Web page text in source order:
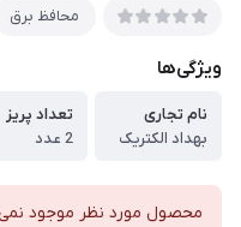
محافظ برق
ویژگی‌ها
نام تجاری
بهداد الکتریک
تعداد پریز
2 عدد
محصول مورد نظر موجود